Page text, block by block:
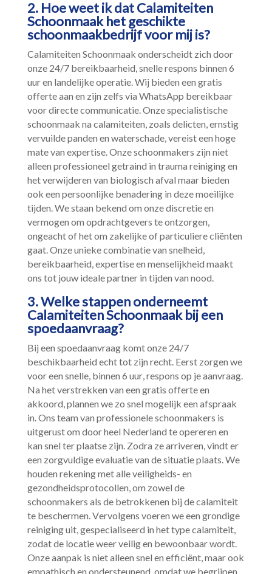
2.​ Hoe weet ik dat Calamiteiten
Schoonmaak het geschikte
schoonmaakbedrijf voor mij is?
Calamiteiten Schoonmaak onderscheidt zich door
onze 24/7 bereikbaarheid, snelle respons binnen 6
uur en landelijke operatie.​ Wij bieden een gratis
offerte aan en zijn zelfs via WhatsApp bereikbaar
voor directe communicatie.​ Onze specialistische
schoonmaak na calamiteiten, zoals delicten, ernstig
vervuilde panden en waterschade, vereist een hoge
mate van expertise.​ Onze schoonmakers zijn niet
alleen professioneel getraind in trauma reiniging en
het verwijderen van biologisch afval maar bieden
ook een persoonlijke benadering in deze moeilijke
tijden.​ We staan bekend om onze discretie en
vermogen om opdrachtgevers te ontzorgen,
ongeacht of het om zakelijke of particuliere cliënten
gaat.​ Onze unieke combinatie van snelheid,
bereikbaarheid, expertise en menselijkheid maakt
ons tot jouw ideale partner in tijden van nood.​
3.​ Welke stappen onderneemt
Calamiteiten Schoonmaak bij een
spoedaanvraag?
Bij een spoedaanvraag komt onze 24/7
beschikbaarheid echt tot zijn recht.​ Eerst zorgen we
voor een snelle, binnen 6 uur, respons op je aanvraag.​
Na het verstrekken van een gratis offerte en
akkoord, plannen we zo snel mogelijk een afspraak
in.​ Ons team van professionele schoonmakers is
uitgerust om door heel Nederland te opereren en
kan snel ter plaatse zijn.​ Zodra ze arriveren, vindt er
een zorgvuldige evaluatie van de situatie plaats.​ We
houden rekening met alle veiligheids- en
gezondheidsprotocollen, om zowel de
schoonmakers als de betrokkenen bij de calamiteit
te beschermen.​ Vervolgens voeren we een grondige
reiniging uit, gespecialiseerd in het type calamiteit,
zodat de locatie weer veilig en bewoonbaar wordt.​
Onze aanpak is niet alleen snel en efficiënt, maar ook
empathisch en ondersteunend, omdat we begrijpen